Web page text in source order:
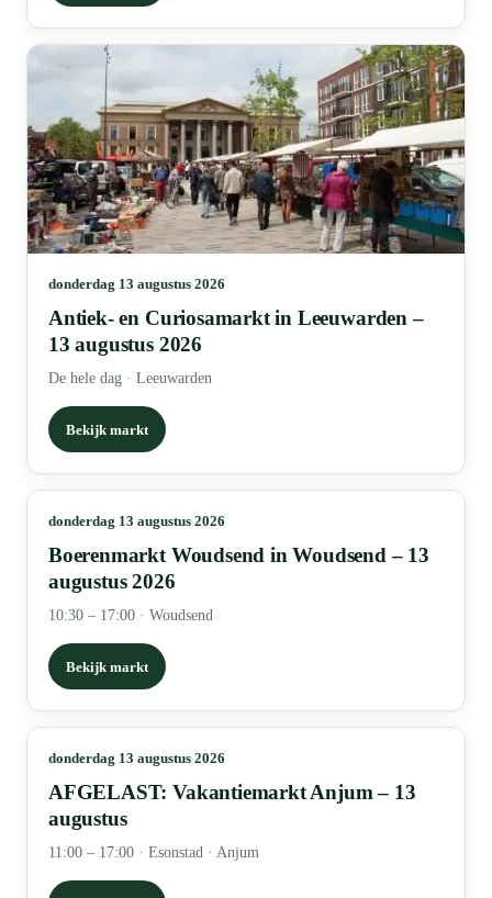
donderdag 13 augustus 2026
Antiek- en Curiosamarkt in Leeuwarden –
13 augustus 2026
De hele dag · Leeuwarden
Bekijk markt
donderdag 13 augustus 2026
Boerenmarkt Woudsend in Woudsend – 13
augustus 2026
10:30 – 17:00 · Woudsend
Bekijk markt
donderdag 13 augustus 2026
AFGELAST: Vakantiemarkt Anjum – 13
augustus
11:00 – 17:00 · Esonstad · Anjum